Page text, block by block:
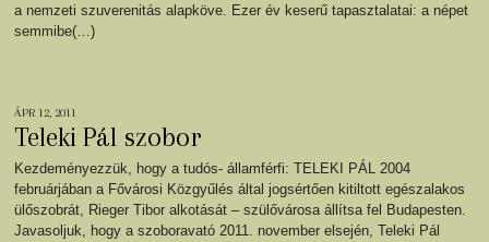
a nemzeti szuverenitás alapköve. Ezer év keserű tapasztalatai: a népet
semmibe(…)
ÁPR 12, 2011
Teleki Pál szobor
Kezdeményezzük, hogy a tudós- államférfi: TELEKI PÁL 2004
februárjában a Fővárosi Közgyűlés által jogsértően kitiltott egészalakos
ülőszobrát, Rieger Tibor alkotását – szülővárosa állítsa fel Budapesten.
Javasoljuk, hogy a szoboravató 2011. november elsején, Teleki Pál